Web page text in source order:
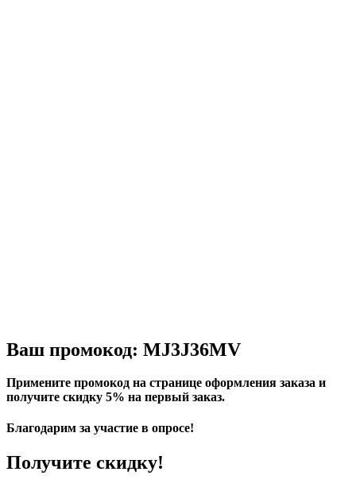
Ваш промокод: MJ3J36MV
Примените промокод на странице оформления заказа и
получите скидку 5% на первый заказ.
Благодарим за участие в опросе!
Получите скидку!